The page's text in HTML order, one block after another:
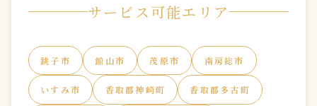
サービス可能エリア
銚子市 館山市 茂原市 南房総市
いすみ市 香取郡神崎町 香取郡多古町